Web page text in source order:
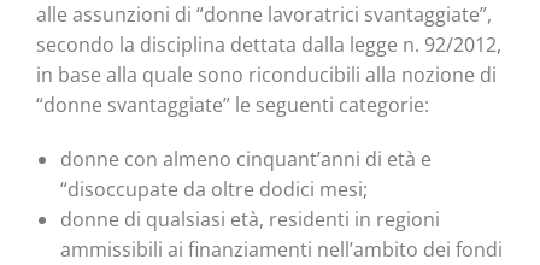
alle assunzioni di “donne lavoratrici svantaggiate”,
secondo la disciplina dettata dalla legge n. 92/2012,
in base alla quale sono riconducibili alla nozione di
“donne svantaggiate” le seguenti categorie:
donne con almeno cinquant’anni di età e
“disoccupate da oltre dodici mesi;
donne di qualsiasi età, residenti in regioni
ammissibili ai finanziamenti nell’ambito dei fondi